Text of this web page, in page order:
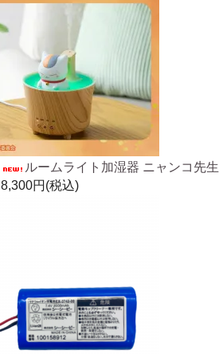
ルームライト加湿器 ニャンコ先生
8,300円(税込)